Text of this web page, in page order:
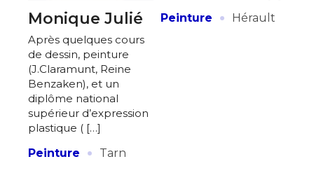
Adresse email*
Nom
Prénom
Statut / Organisation
Adresse email*
Monique Julié
Après quelques cours
de dessin, peinture
(J.Claramunt, Reine
Benzaken), et un
diplôme national
supérieur d’expression
plastique ( […]
Peinture
· Tarn
Peinture
· Hérault